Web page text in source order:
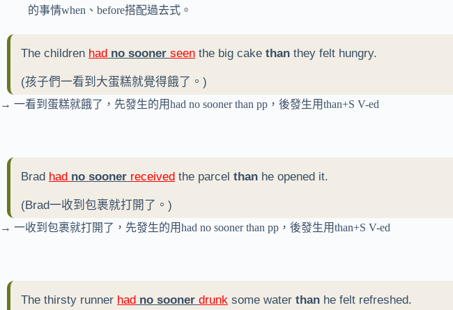
的事情when、before搭配過去式。
The children had no sooner seen the big cake than they felt hungry.
(孩子們一看到大蛋糕就覺得餓了。)
→ 一看到蛋糕就餓了，先發生的用had no sooner than pp，後發生用than+S V-ed
Brad had no sooner received the parcel than he opened it.
(Brad一收到包裹就打開了。)
→ 一收到包裹就打開了，先發生的用had no sooner than pp，後發生用than+S V-ed
The thirsty runner had no sooner drunk some water than he felt refreshed.